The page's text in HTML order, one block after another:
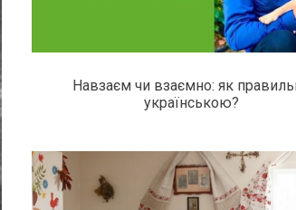
Навзаєм чи взаємно: як
українською?